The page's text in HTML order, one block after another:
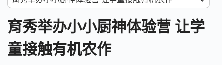
育秀举办小小厨神体验营 让学
童接触有机农作